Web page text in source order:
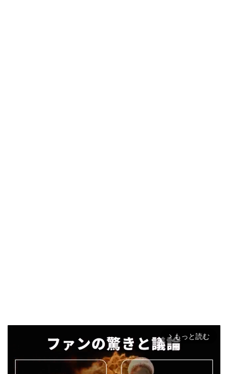
arrow_forward_ios もっと読む